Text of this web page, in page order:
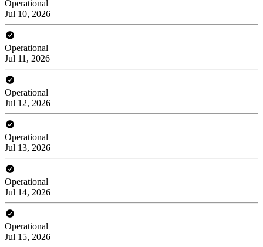
Operational
Jul 10, 2026
Operational
Jul 11, 2026
Operational
Jul 12, 2026
Operational
Jul 13, 2026
Operational
Jul 14, 2026
Operational
Jul 15, 2026